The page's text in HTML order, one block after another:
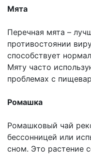
Мята
Перечная мята –
противостоянии
способствует
Мяту часто
проблемах с
Ромашка
Ромашковый чай
бессонницей или
сном. Это растение